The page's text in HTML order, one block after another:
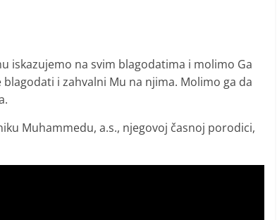
iskazujemo na svim blagodatima i molimo Ga
i zahvalni Mu na njima. Molimo ga da
Muhammedu, a.s., njegovoj časnoj porodici,